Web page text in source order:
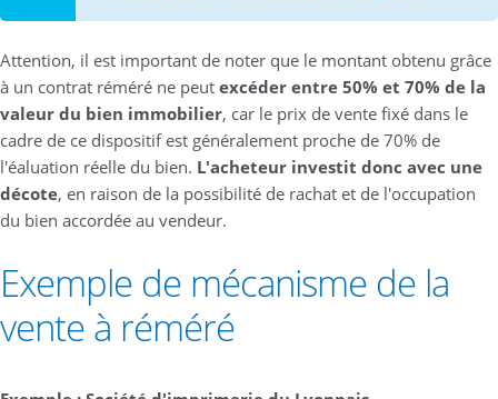
Attention, il est important de noter que le montant obtenu grâce
à un contrat réméré ne peut excéder entre 50% et 70% de la
valeur du bien immobilier, car le prix de vente fixé dans le
cadre de ce dispositif est généralement proche de 70% de
l'éaluation réelle du bien. L'acheteur investit donc avec une
décote, en raison de la possibilité de rachat et de l'occupation
du bien accordée au vendeur.
Exemple de mécanisme de la
vente à réméré